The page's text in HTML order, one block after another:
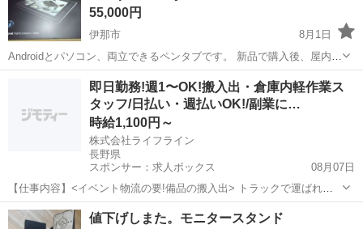
55,000円
伊那市
8月1日
Androidとパソコン、両立できるペンタブです。 新品で購入後、屋内で
のみ使用いたしました。 外には持ち出しておりません。 【今回お譲り
するもの】 本体 接続ケーブル類 ペン（充電不要） ...
伊那市 周辺機器 Android
即日勤務!週1〜OK!搬入出・倉庫内軽作業ス
タッフ/日払い・週払いOK!/副業に…
時給1,100円～
株式会社ライフライン
長野県
スポンサー：求人ボックス
08月07日
【仕事内容】<イベント物流の要!備品の搬入出> トラックで運ばれて
きたイベント機材や備品を会場内に運び入れたり(搬入)、 終了後にト
ラックへ積み込んだり(搬出)するお仕事です。 <働きやすいポイント>
アルバイト・パート
値下げしまた。モニタースタンド